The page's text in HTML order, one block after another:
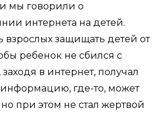
мы говорили о
интернета на детей.
взрослых защищать детей от
ребенок не сбился с
в интернет, получал
где-то, может
при этом не стал жертвой